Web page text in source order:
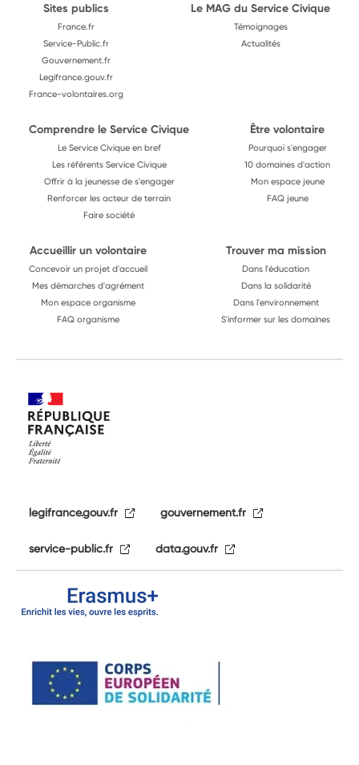
Sites publics
France.fr
Service-Public.fr
Gouvernement.fr
Legifrance.gouv.fr
France-volontaires.org
Le MAG du Service Civique
Témoignages
Actualités
Comprendre le Service Civique
Le Service Civique en bref
Les référents Service Civique
Offrir à la jeunesse de s'engager
Renforcer les acteur de terrain
Faire société
Être volontaire
Pourquoi s'engager
10 domaines d'action
Mon espace jeune
FAQ jeune
Accueillir un volontaire
Concevoir un projet d'accueil
Mes démarches d'agrément
Mon espace organisme
FAQ organisme
Trouver ma mission
Dans l'éducation
Dans la solidarité
Dans l'environnement
S'informer sur les domaines
legifrance.gouv.fr gouvernement.fr
service-public.fr data.gouv.fr